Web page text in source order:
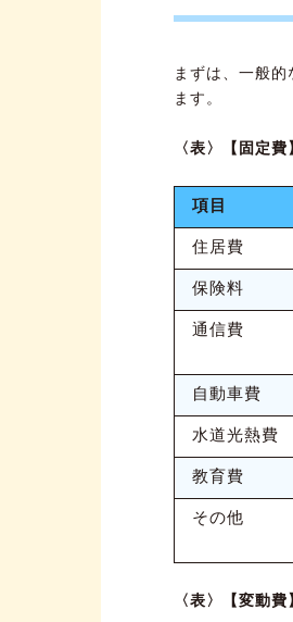
まずは、一般
ます。
〈表〉【固定
項目
住居費
保険料
通信費
自動車費
水道光熱費
教育費
その他
〈表〉【変動